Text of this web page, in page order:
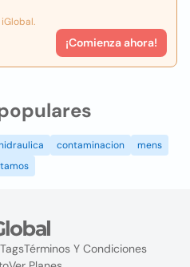
¡Comienza ahora!
contaminacion
mens
TagsTérminos Y Condiciones